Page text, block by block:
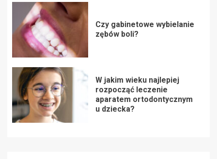
Czy gabinetowe wybielanie
zębów boli?
W jakim wieku najlepiej
rozpocząć leczenie
aparatem ortodontycznym
u dziecka?